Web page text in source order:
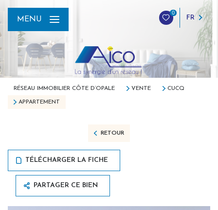
0
FR
MENU
RÉSEAU IMMOBILIER CÔTE D’OPALE VENTE CUCQ
APPARTEMENT
RETOUR
TÉLÉCHARGER LA FICHE
PARTAGER CE BIEN